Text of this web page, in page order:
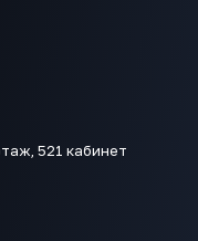
521 кабинет